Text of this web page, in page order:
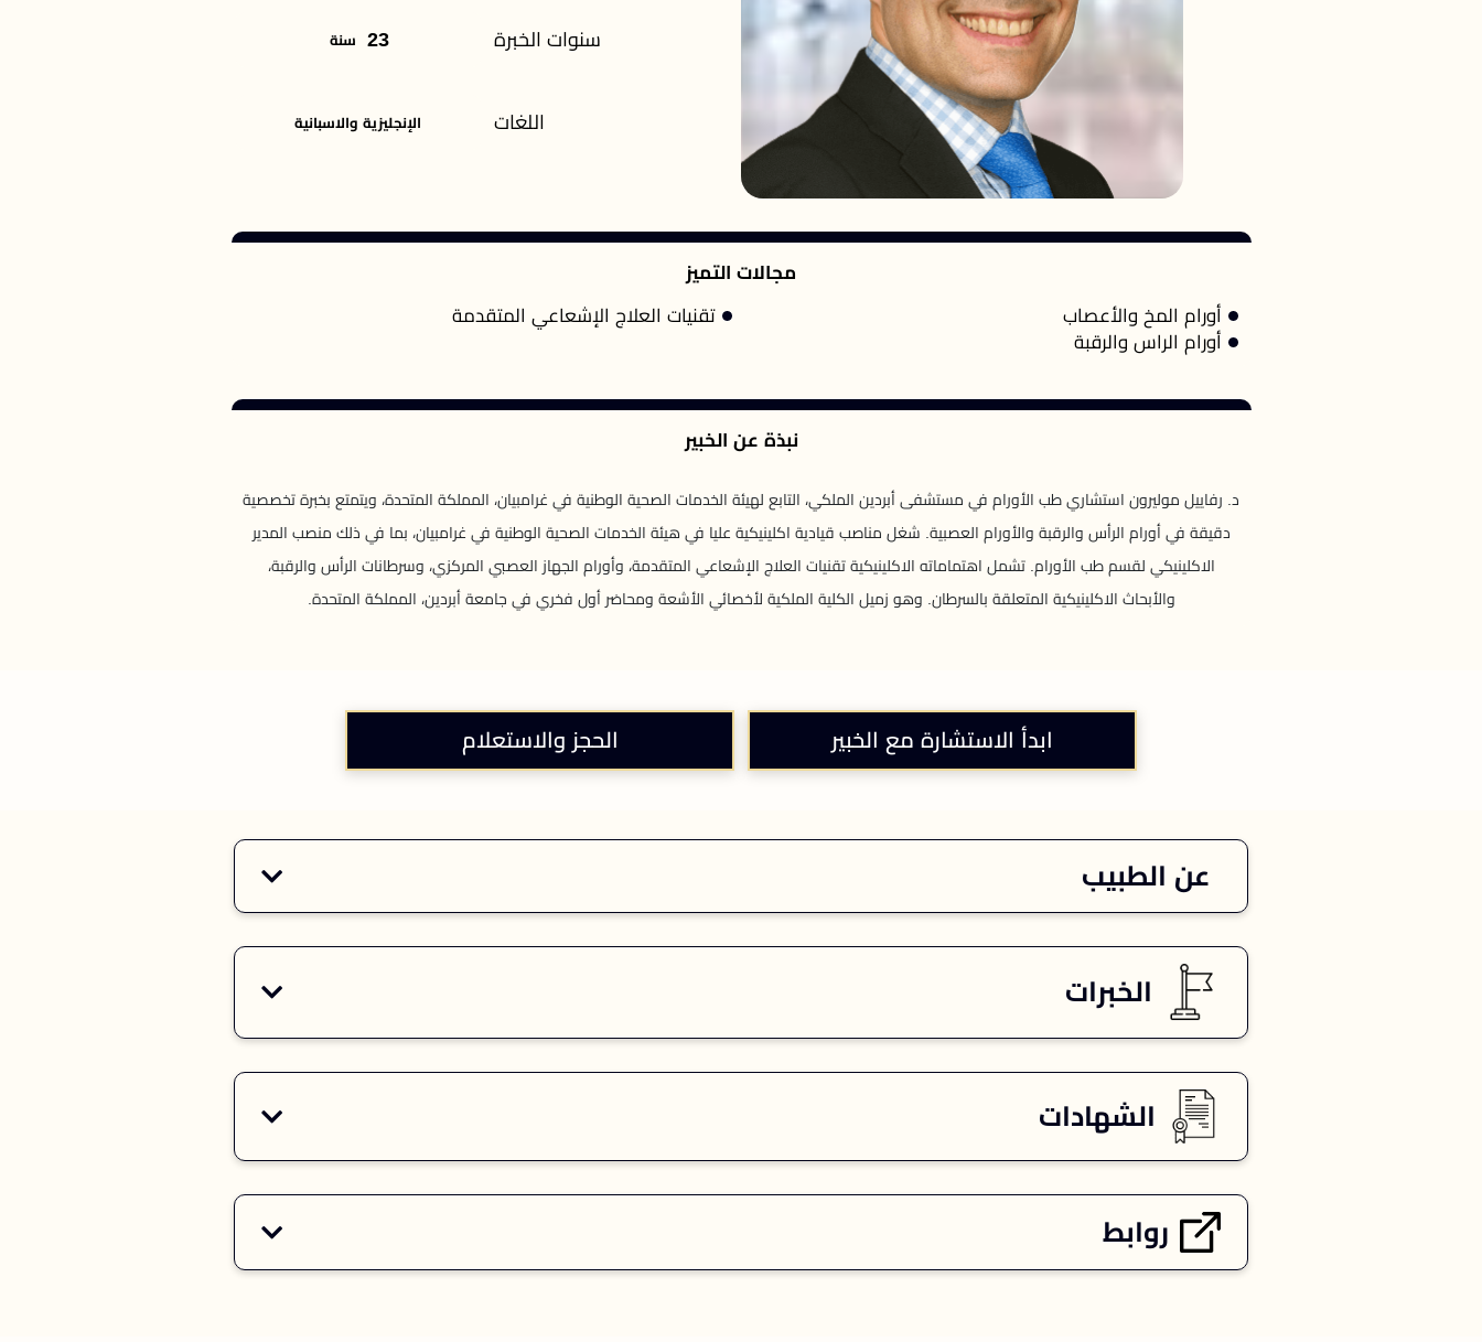
سنوات الخبرة 23 سنة
اللغات الإنجليزية والاسبانية
مجالات التميز
أورام المخ والأعصاب
أورام الراس والرقبة
تقنيات العلاج الإشعاعي المتقدمة
نبذة عن الخبير
د. رفاييل موليرون استشاري طب الأورام في مستشفى أبردين الملكي، التابع لهيئة الخدمات الصحية الوطنية في غرامبيان، المملكة المتحدة، ويتمتع بخبرة تخصصية
دقيقة في أورام الرأس والرقبة والأورام العصبية. شغل مناصب قيادية اكلينيكية عليا في هيئة الخدمات الصحية الوطنية في غرامبيان، بما في ذلك منصب المدير
الاكلينيكي لقسم طب الأورام. تشمل اهتماماته الاكلينيكية تقنيات العلاج الإشعاعي المتقدمة، وأورام الجهاز العصبي المركزي، وسرطانات الرأس والرقبة،
والأبحاث الاكلينيكية المتعلقة بالسرطان. وهو زميل الكلية الملكية لأخصائي الأشعة ومحاضر أول فخري في جامعة أبردين، المملكة المتحدة.
ابدأ الاستشارة مع الخبير الحجز والاستعلام
عن الطبيب
الخبرات
الشهادات
روابط